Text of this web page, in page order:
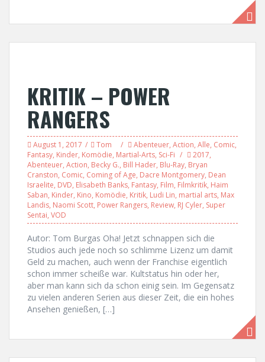
KRITIK – POWER
RANGERS
August 1, 2017 Tom Abenteuer, Action, Alle, Comic,
Fantasy, Kinder, Komödie, Martial-Arts, Sci-Fi 2017,
Abenteuer, Action, Becky G., Bill Hader, Blu-Ray, Bryan
Cranston, Comic, Coming of Age, Dacre Montgomery, Dean
Israelite, DVD, Elisabeth Banks, Fantasy, Film, Filmkritik, Haim
Saban, Kinder, Kino, Komödie, Kritik, Ludi Lin, martial arts, Max
Landis, Naomi Scott, Power Rangers, Review, RJ Cyler, Super
Sentai, VOD
Autor: Tom Burgas Oha! Jetzt schnappen sich die
Studios auch jede noch so schlimme Lizenz um damit
Geld zu machen, auch wenn der Franchise eigentlich
schon immer scheiße war. Kultstatus hin oder her,
aber man kann sich da schon einig sein. Im Gegensatz
zu vielen anderen Serien aus dieser Zeit, die ein hohes
Ansehen genießen, […]